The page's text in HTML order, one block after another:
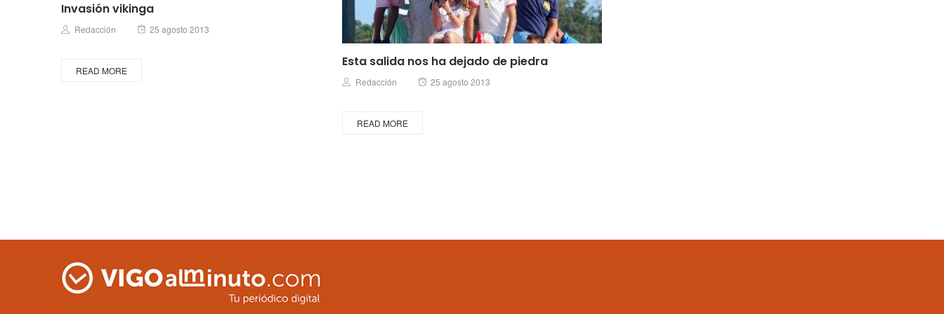
Invasión vikinga
Author
Redacción
Posted
25 agosto 2013
READ MORE
Esta salida nos ha dejado de piedra
Author
Redacción
Posted
25 agosto 2013
READ MORE